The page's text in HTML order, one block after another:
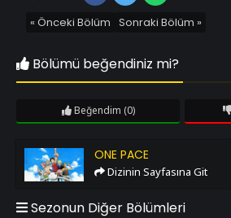
« Önceki Bölüm Sonraki Bölüm »
Bölümü beğendiniz mi?
Beğendim (0)
One Pace ONE PACE
Dizinin Sayfasına Git
Sezonun Diğer Bölümleri